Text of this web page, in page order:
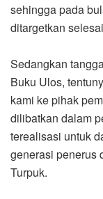
sehingga pada
ditargetkan
Sedangkan
Buku Ulos,
kami ke pihak
dilibatkan dalam
terealisasi untuk
generasi penerus
Turpuk.